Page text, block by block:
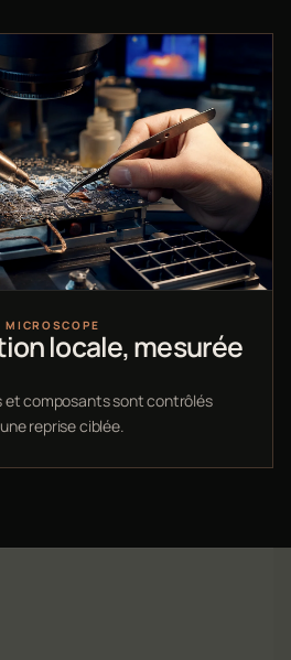
locale, mesurée
et composants sont contrôlés
reprise ciblée.